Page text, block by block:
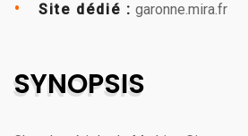
Site dédié : garonne.mira.fr
SYNOPSIS